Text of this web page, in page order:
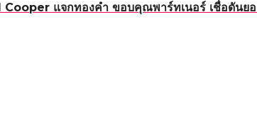
แจกทองคำ ขอบคุณพาร์ทเนอร์ เชื่อดันย